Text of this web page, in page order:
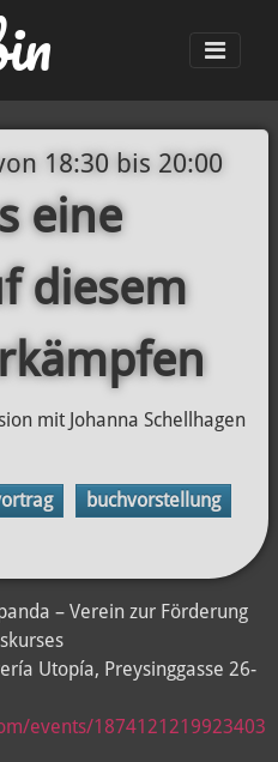
18:30 bis 20:00
eine
diesem
mit Johanna Schellhagen
buchvorstellung
– Verein zur Förderung
Utopía, Preysinggasse 26-
events/1874121219923403